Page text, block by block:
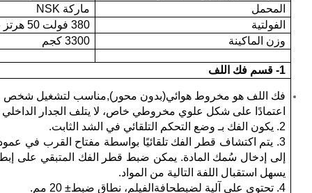
المحمل
ماركة NSK
الفولتية
380 فولت 50 هرتز 3 فولت في الساعة
وزن الماكينة
3300 كجم
1- قسم فك اللف
فك اللفهو مخروط هوائي(بدون محور)
,مناسب لتشغيل شخص
اعتمادًا على شكل علوي مخروطي خاص، لا يتلف الجدار الداخلي
2. يكون الفك
بـ وضع التحكم التلقائي في الشد الثابت.
3. يتم اكتشاف قطر الفك تلقائيًا بواسطة مفتاح القرب في عمود محرك الفك,
إلى إدخال سُمك المادة. يمكن ضبط قطر الفك المتبقي على
يسهل استقبال اللفة التالية من المواد.
4. تحتوي على آلية لضبطحافة الفيلم، نطاق ضبط± 20 مم.